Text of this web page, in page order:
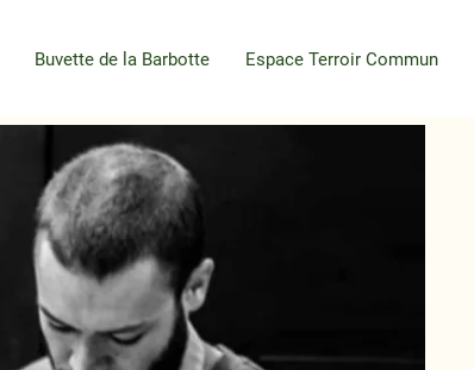
Buvette de la Barbotte Espace Terroir Commun